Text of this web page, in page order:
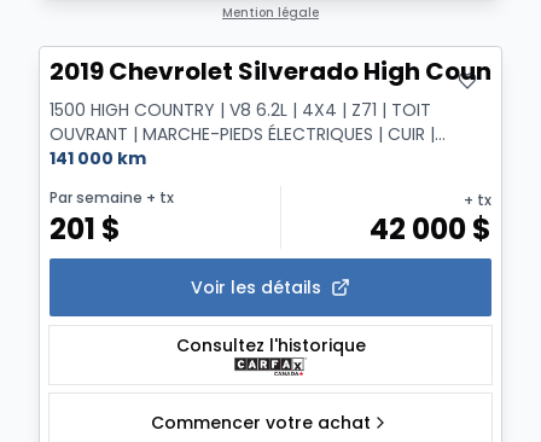
Mention légale
2019 Chevrolet Silverado High Country
1500 HIGH COUNTRY | V8 6.2L | 4X4 | Z71 | TOIT
OUVRANT | MARCHE-PIEDS ÉLECTRIQUES | CUIR |
NAVIGATIO...
141 000 km
Par semaine + tx
201 $
+ tx
42 000$
Voir les détails
Consultez l'historique
Commencer votre achat